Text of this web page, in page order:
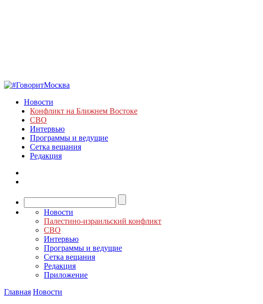
Новости
Конфликт на Ближнем Востоке
СВО
Интервью
Программы и ведущие
Сетка вещания
Редакция
Новости
Палестино-израильский конфликт
СВО
Интервью
Программы и ведущие
Сетка вещания
Редакция
Приложение
Главная Новости